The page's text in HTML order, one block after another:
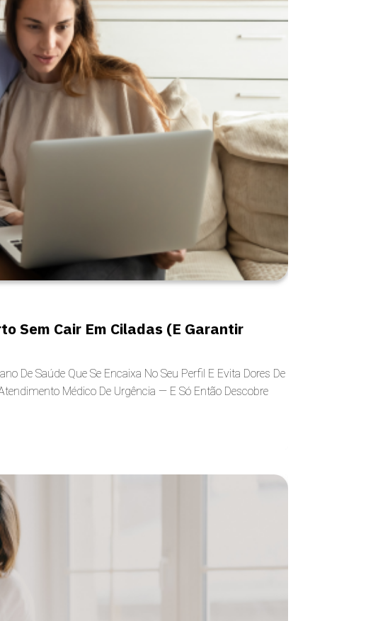
Sem Cair Em Ciladas (e Garantir
De Saúde Que Se Encaixa No Seu Perfil E Evita Dores De
Médico De Urgência — E Só Então Descobre